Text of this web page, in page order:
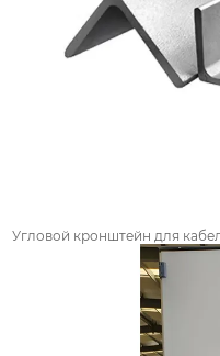
Угловой кронштейн для